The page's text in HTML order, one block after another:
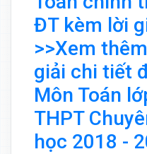
ĐT kèm lời
>>Xem
giải chi tiết
Môn Toán
THPT
học 2018 -